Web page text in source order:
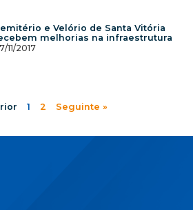
e Velório de Santa Vitória
melhorias na infraestrutura
11/2017
1 2 Seguinte »